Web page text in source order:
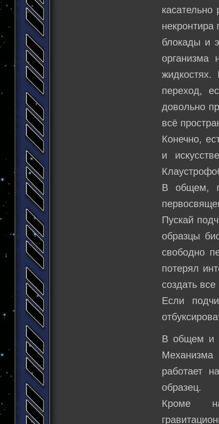
блокады и
организма
переход,
довольно
всё
Конечно,
и
В общем,
Пускай
образцы
свободно
потерял
создать
Если
В общем и
работает
образец.
Кроме